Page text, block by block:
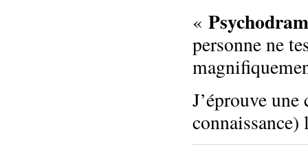
«
personne ne
J’éprouve
connaissance)